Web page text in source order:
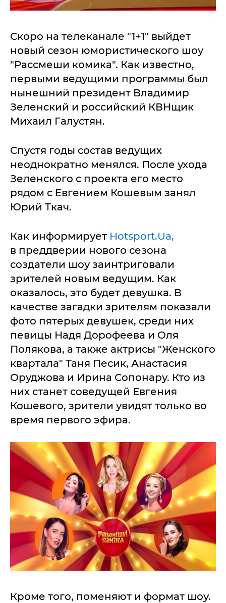
Скоро на телеканале "1+1" выйдет
новый сезон юмористического шоу
"Рассмеши комика". Как известно,
первыми ведущими программы был
нынешний президент Владимир
Зеленский и российский КВНщик
Михаил Галустян.
Спустя годы состав ведущих
неоднократно менялся. После ухода
Зеленского с проекта его место
рядом с Евгением Кошевым занял
Юрий Ткач.
Как информирует Hotsport.Ua,
в преддверии нового сезона
создатели шоу заинтриговали
зрителей новым ведущим. Как
оказалось, это будет девушка. В
качестве загадки зрителям показали
фото пятерых девушек, среди них
певицы Надя Дорофеева и Оля
Полякова, а также актрисы "Женского
квартала" Таня Песик, Анастасия
Оруджова и Ирина Сопонару. Кто из
них станет соведущей Евгения
Кошевого, зрители увидят только во
время первого эфира.
Кроме того, поменяют и формат шоу.